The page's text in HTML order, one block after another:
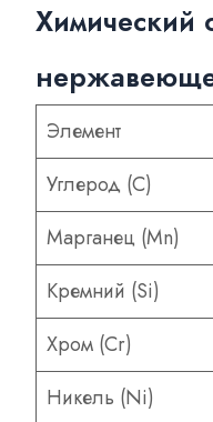
Химический
Элемент
Углерод (С)
Марганец (Mn)
Кремний (Si)
Хром (Cr)
Никель (Ni)